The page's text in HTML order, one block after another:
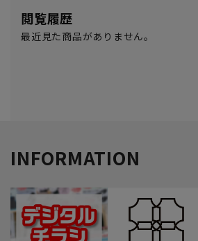
閲覧履歴
最近見た商品がありません。
INFORMATION